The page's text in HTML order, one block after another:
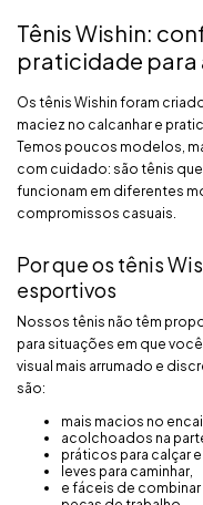
Tênis Wishin:
praticidade para
Os tênis Wishin foram
maciez no calcanhar e
Temos poucos modelos,
com cuidado: são tênis
funcionam em diferentes
compromissos casuais.
Por que os tênis
esportivos
Nossos tênis não têm
para situações em que
visual mais arrumado e
são:
mais macios no
acolchoados na
práticos para calçar
leves para caminhar,
e fáceis de